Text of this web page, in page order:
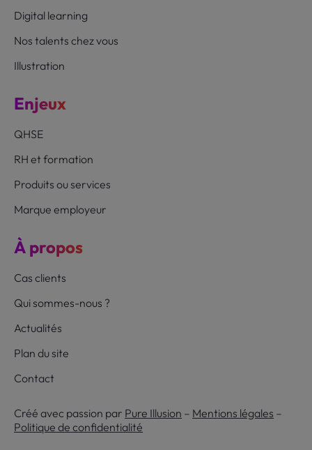
Digital learning
Nos talents chez vous
Illustration
Enjeux
QHSE
RH et formation
Produits ou services
Marque employeur
À propos
Cas clients
Qui sommes-nous ?
Actualités
Plan du site
Contact
Créé avec passion par Pure Illusion – Mentions légales –
Politique de confidentialité